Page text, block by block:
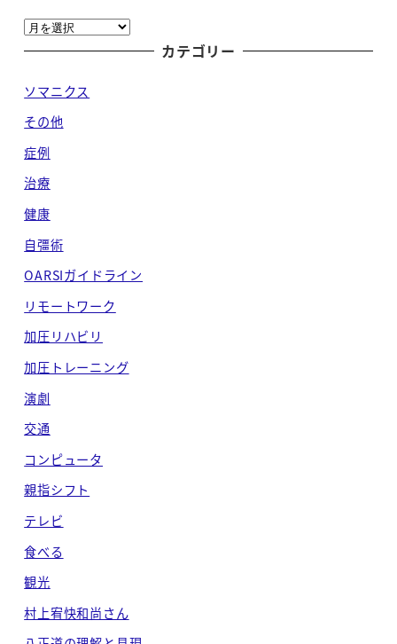
ア
ー
イ
ブ
カテゴリー
ソマニクス
その他
症例
治療
健康
自彊術
OARSIガイドライン
リモートワーク
加圧リハビリ
加圧トレーニング
演劇
交通
コンピュータ
親指シフト
テレビ
食べる
観光
村上宥快和尚さん